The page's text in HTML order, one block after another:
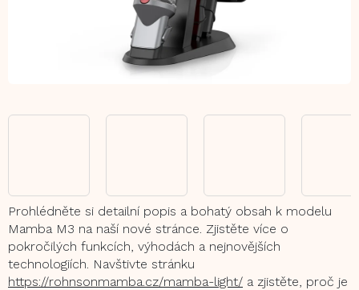
Prohlédněte si detailní popis a bohatý obsah k modelu
Mamba M3 na naší nové stránce. Zjistěte více o
pokročilých funkcích, výhodách a nejnovějších
technologiích. Navštivte stránku
https://rohnsonmamba.cz/mamba-light/ a zjistěte, proč je